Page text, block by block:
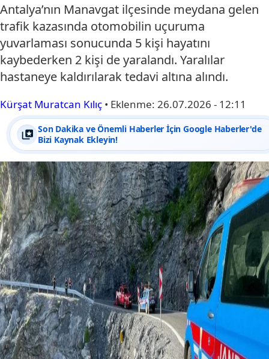
Antalya’nın Manavgat ilçesinde meydana gelen
trafik kazasında otomobilin uçuruma
yuvarlaması sonucunda 5 kişi hayatını
kaybederken 2 kişi de yaralandı. Yaralılar
hastaneye kaldırılarak tedavi altına alındı.
Kürşat Muratcan Kılıç • Eklenme: 26.07.2026 - 12:11
Son Dakika ve Önemli Haberler İçin Google Haberler'de
Bizi Kaynak Ekleyin!